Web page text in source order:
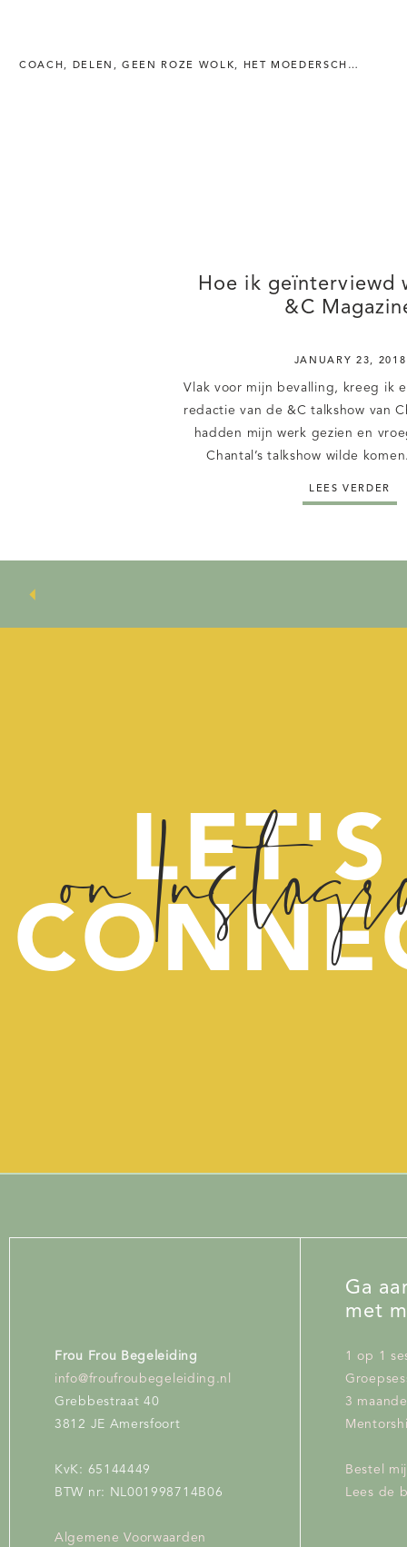
COACH , DELEN ,GEEN ROZE WOLK, HET MOEDERSCHAP
Hoe ik geïnterviewd
&C
JANUARY 23, 2018
Vlak voor mijn bevalling, kreeg ik
redactie van de &C talkshow van
hadden mijn werk gezien en
Chantal’s talkshow wilde
dag erna. Beiden geen optie
LEES VERDER
LET'S
on
Frou Frou Begeleiding
info@froufroubegeleiding.nl
Grebbestraat 40
3812 JE Amersfoort
KvK: 65144449
BTW nr: NL001998714B06
Algemene Voorwaarden
1 op 1
3
Bestel
Lees de
Ga
met